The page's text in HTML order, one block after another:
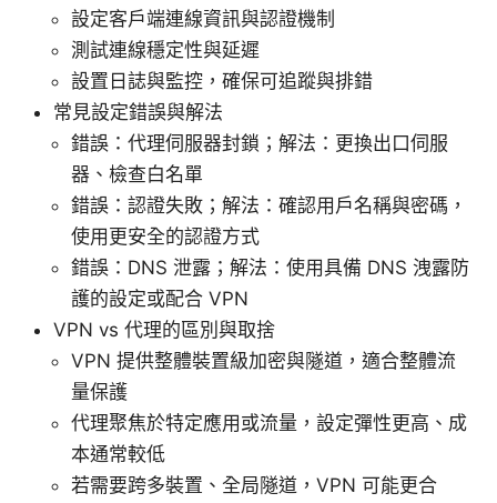
設定客戶端連線資訊與認證機制
測試連線穩定性與延遲
設置日誌與監控，確保可追蹤與排錯
常見設定錯誤與解法
錯誤：代理伺服器封鎖；解法：更換出口伺服
器、檢查白名單
錯誤：認證失敗；解法：確認用戶名稱與密碼，
使用更安全的認證方式
錯誤：DNS 泄露；解法：使用具備 DNS 洩露防
護的設定或配合 VPN
VPN vs 代理的區別與取捨
VPN 提供整體裝置級加密與隧道，適合整體流
量保護
代理聚焦於特定應用或流量，設定彈性更高、成
本通常較低
若需要跨多裝置、全局隧道，VPN 可能更合